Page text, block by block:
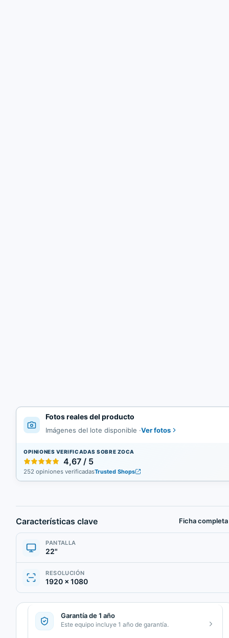
Fotos reales del producto
Imágenes del lote disponible ·Ver fotos
OPINIONES VERIFICADAS SOBRE ZOCA
4,67 / 5
252 opiniones verificadasTrusted Shops
Características clave Ficha completa
PANTALLA
22"
RESOLUCIÓN
1920 × 1080
Garantía de 1 año
Este equipo incluye 1 año de garantía.